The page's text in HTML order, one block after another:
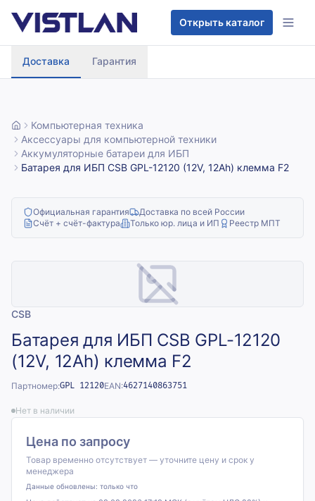
Открыть каталог
Доставка Гарантия
Компьютерная техника
Аксессуары для компьютерной техники
Аккумуляторные батареи для ИБП
Батарея для ИБП CSB GPL-12120 (12V, 12Ah) клемма F2
Официальная гарантия
Доставка по всей России
Счёт + счёт-фактура
Только юр. лица и ИП Реестр МПТ
CSB
Батарея для ИБП CSB GPL-12120
(12V, 12Ah) клемма F2
Партномер:GPL 12120EAN:4627140863751
Нет в наличии
Цена по запросу
Товар временно отсутствует — уточните цену и срок у
менеджера
Данные обновлены: только что